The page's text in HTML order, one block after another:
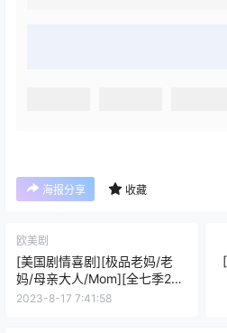
海报分享 收藏
欧美剧
[美国剧情喜剧][极品老妈/老
妈/母亲大人/Mom][全七季22
集高清英语中字合集]
2023-8-17 7:41:58